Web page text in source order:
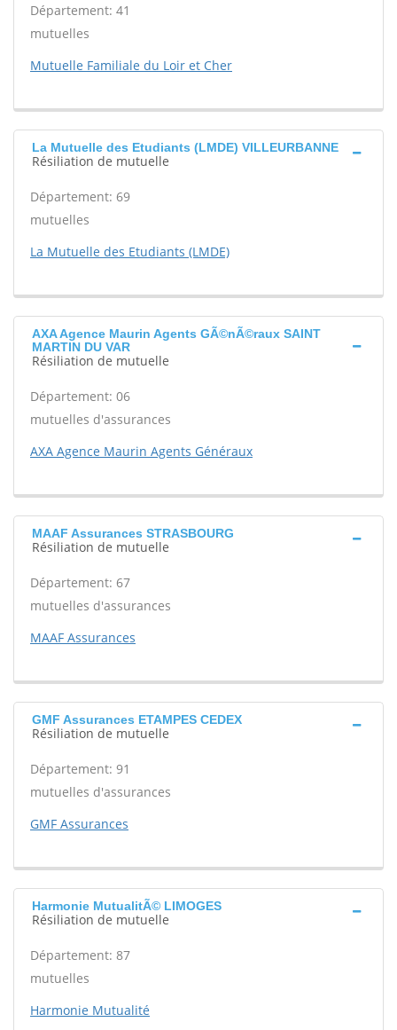
Département: 41
mutuelles
Mutuelle Familiale du Loir et Cher
La Mutuelle des Etudiants (LMDE) VILLEURBANNE
Résiliation de mutuelle
Département: 69
mutuelles
La Mutuelle des Etudiants (LMDE)
AXA Agence Maurin Agents GÃ©nÃ©raux SAINT
MARTIN DU VAR
Résiliation de mutuelle
Département: 06
mutuelles d'assurances
AXA Agence Maurin Agents Généraux
MAAF Assurances STRASBOURG
Résiliation de mutuelle
Département: 67
mutuelles d'assurances
MAAF Assurances
GMF Assurances ETAMPES CEDEX
Résiliation de mutuelle
Département: 91
mutuelles d'assurances
GMF Assurances
Harmonie MutualitÃ© LIMOGES
Résiliation de mutuelle
Département: 87
mutuelles
Harmonie Mutualité